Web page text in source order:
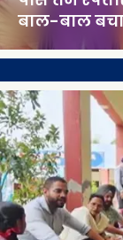
बाल-बाल